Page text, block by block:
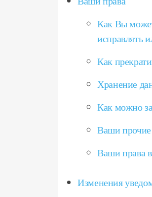
Как Вы
исправлять
Как
Хранение
Как можно
Ваши прочие
Ваши права
Изменения